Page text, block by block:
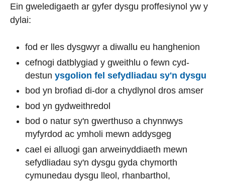
Ein gweledigaeth ar gyfer dysgu proffesiynol yw y
dylai:
fod er lles dysgwyr a diwallu eu hanghenion
cefnogi datblygiad y gweithlu o fewn cyd-
destun ysgolion fel sefydliadau sy'n dysgu
bod yn brofiad di-dor a chydlynol dros amser
bod yn gydweithredol
bod o natur sy'n gwerthuso a chynnwys
myfyrdod ac ymholi mewn addysgeg
cael ei alluogi gan arweinyddiaeth mewn
sefydliadau sy'n dysgu gyda chymorth
cymunedau dysgu lleol, rhanbarthol,